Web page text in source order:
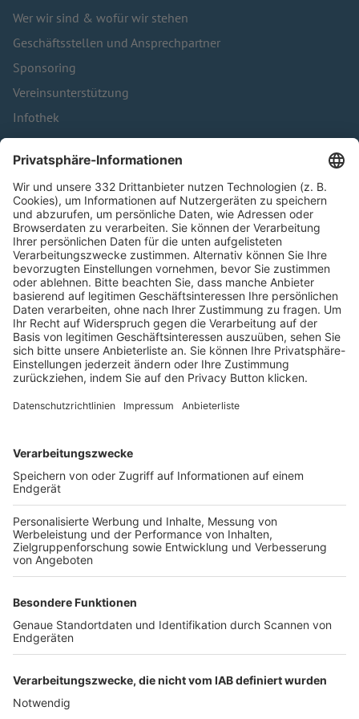
Wer wir sind & wofür wir stehen
Geschäftsstellen und Ansprechpartner
Sponsoring
Vereinsunterstützung
Infothek
Kontakt
HÄUFIG BESUCHTE SEITEN
Pässe und Vereinswechsel
Trainerausbildung
Schulungsangebot Vereinsmitarbeiter
BFV-Geschäftsstellen
Trainerbörse
Login SpielPlus
FOLGE DEM BFV
TOP-VEREINE
TOP-PARTNER